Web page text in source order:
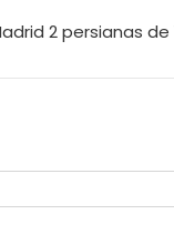
2 persianas de